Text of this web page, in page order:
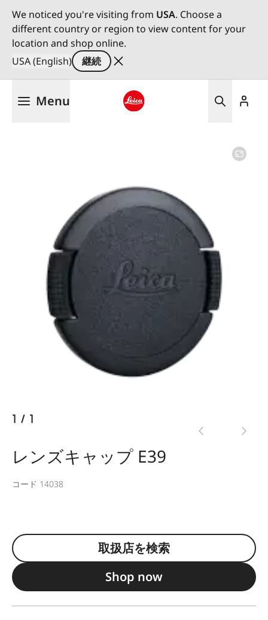
We noticed you're visiting from USA. Choose a
different country or region to view content for your
location and shop online.
USA (English)
継続
Menu
1 / 1
レンズキャップ E39
コード 14038
取扱店を検索
Shop now